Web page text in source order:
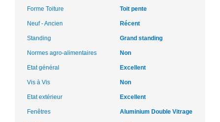
Forme Toiture Toit pente
Neuf - Ancien Récent
Standing Grand standing
Normes agro-alimentaires Non
Etat général Excellent
Vis à Vis Non
Etat extérieur Excellent
Fenêtres Aluminium Double Vitrage